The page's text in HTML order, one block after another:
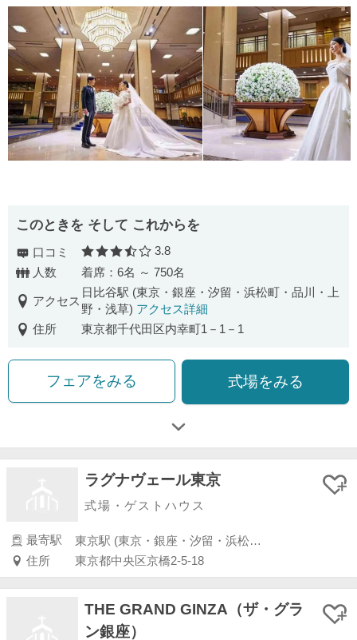
このときを そして これからを
口コミ 口コミ評価
3.8
人数
着席：6名 ～ 750名
アクセス
日比谷駅 (東京・銀座・汐留・浜松町・品川・上
野・浅草) アクセス詳細
住所
東京都千代田区内幸町1－1－1
フェアをみる 式場をみる
ラグナヴェール東京
式場・ゲストハウス
最寄駅
東京駅 (東京・銀座・汐留・浜松町・品川・上野・浅草)
住所
東京都中央区京橋2-5-18
THE GRAND GINZA（ザ・グラ
ン銀座）